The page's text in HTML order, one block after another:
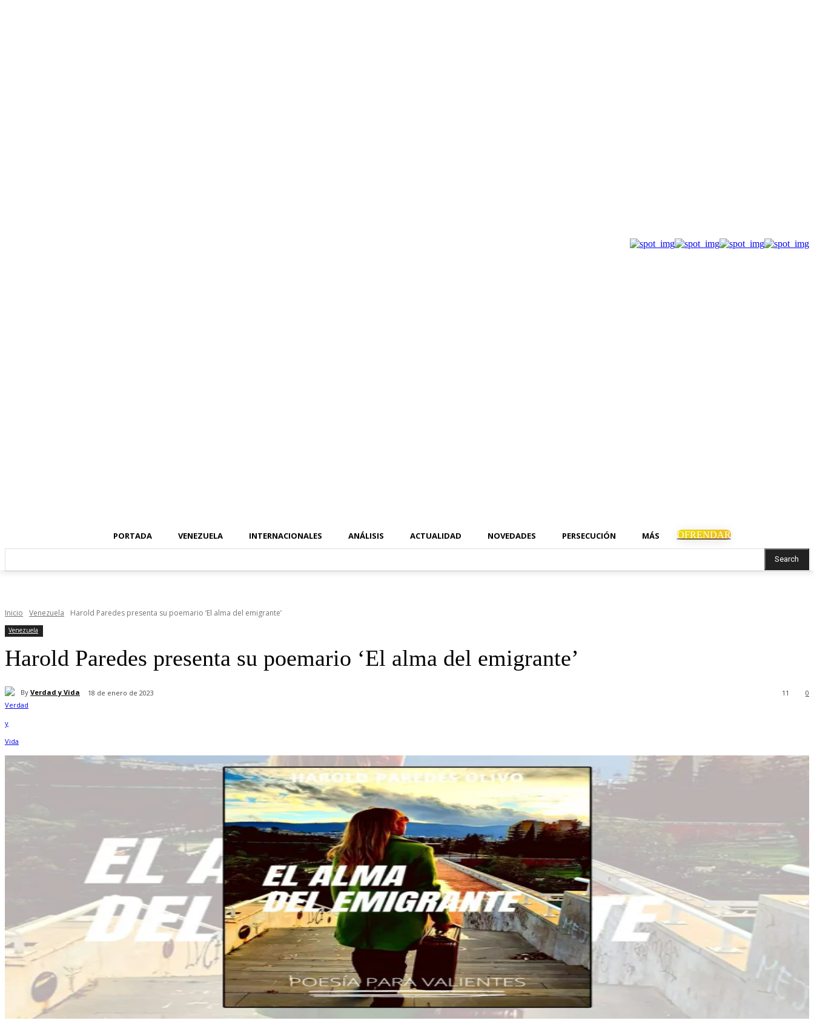
PORTADA VENEZUELA INTERNACIONALES ANÁLISIS ACTUALIDAD NOVEDADES PERSECUCIÓN MÁS OFRENDAR
Search
Inicio Venezuela Harold Paredes presenta su poemario ‘El alma del emigrante’
Venezuela
Harold Paredes presenta su poemario ‘El alma del emigrante’
By Verdad y Vida 18 de enero de 2023 0
11